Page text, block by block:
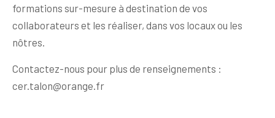
formations sur-mesure à destination de vos
collaborateurs et les réaliser, dans vos locaux ou les
nôtres.
Contactez-nous pour plus de renseignements :
cer.talon@orange.fr